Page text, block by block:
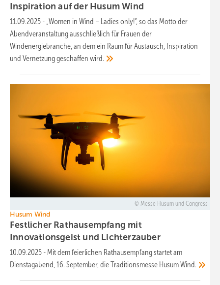
Inspiration auf der HusumWind
11.09.2025 - „Women in Wind – Ladies only!“, so das Motto der
Abendveranstaltung ausschließlich für Frauen der
Windenergiebranche, an dem ein Raum für Austausch, Inspiration
und Vernetzung geschaffen wird.
Messe Husum und Congress
Husum Wind
Festlicher Rathausempfang mit
Innovationsgeist und Lichterzauber
10.09.2025 - Mit dem feierlichen Rathausempfang startet am
Dienstagabend, 16. September, die Traditionsmesse HusumWind.